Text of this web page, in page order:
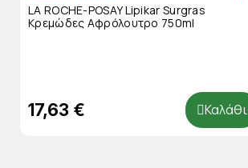
LA ROCHE-POSAY Lipikar Surgras
Κρεμώδες Αφρόλουτρο 750ml
17,63 € Καλάθι